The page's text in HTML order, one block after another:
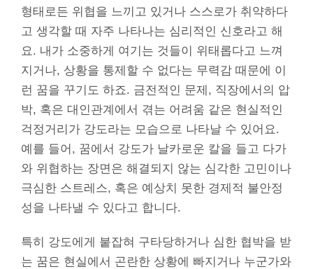
형태로든 위협을 느끼고 있거나 스스로가 취약하다
고 생각할 때 자주 나타나는 심리적인 신호라고 해
요. 내가 소중하게 여기는 것들이 위태롭다고 느껴
지거나, 상황을 통제할 수 없다는 무력감 때문에 이
런 꿈을 꾸기도 하죠. 금전적인 문제, 직장에서의 압
박, 혹은 대인관계에서 겪는 어려움 같은 현실적인
걱정거리가 강도라는 모습으로 나타날 수 있어요.
예를 들어, 꿈에서 강도가 날카로운 칼을 들고 다가
와 위협하는 장면은 해결되지 않는 심각한 고민이나
극심한 스트레스, 혹은 예상치 못한 경제적 불안정
성을 나타낼 수 있다고 합니다.
특히 강도에게 붙잡혀 구타당하거나 심한 협박을 받
는 꿈은 현실에서 곤란한 상황에 빠지거나 누군가와